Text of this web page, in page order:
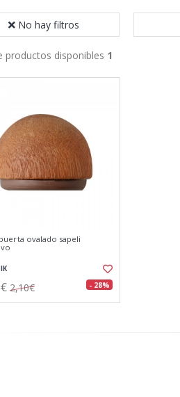
No hay filtros
productos disponibles 1
ovalado sapeli
2,10€ - 28%